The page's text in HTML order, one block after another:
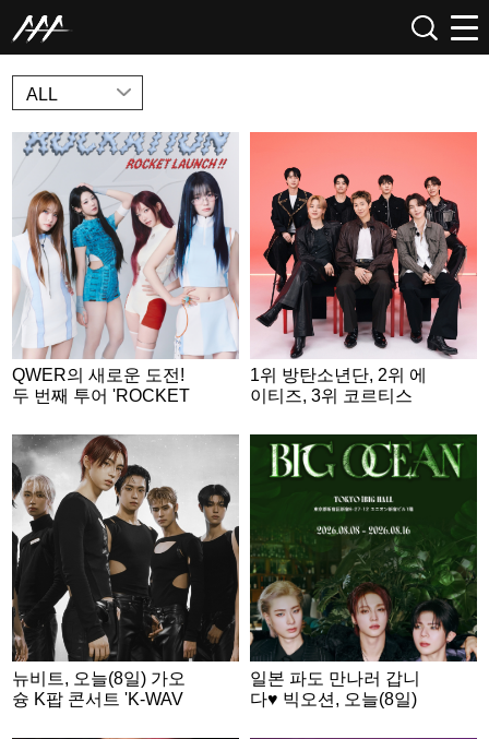
NEWS
ALL
QWER의 새로운 도전!
두 번째 투어 'ROCKET
4인 4색 우주인 변신
1위 방탄소년단, 2위 에
이티즈, 3위 코르티스
뉴비트, 오늘(8일) 가오
슝 K팝 콘서트 'K-WAV
일본 파도 만나러 갑니
다♥ 빅오션, 오늘(8일)